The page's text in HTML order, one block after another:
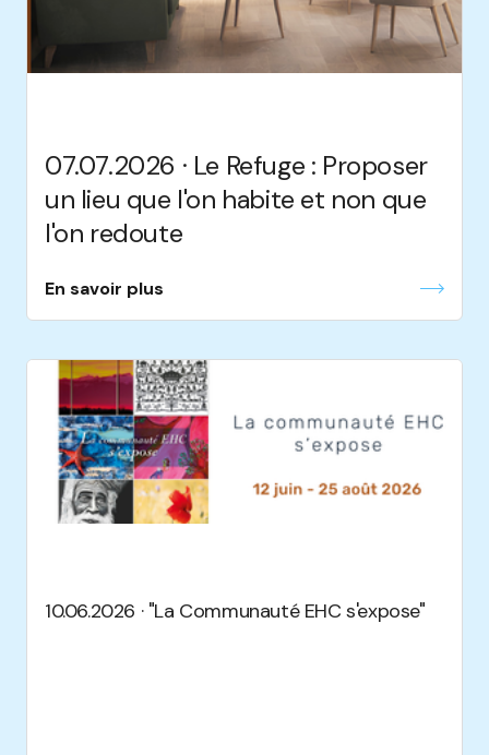
07.07.2026 · Le Refuge : Proposer
un lieu que l'on habite et non que
l'on redoute
En savoir plus
10.06.2026 · "La Communauté EHC s'expose"